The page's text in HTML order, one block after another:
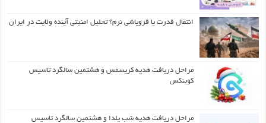
انتقال قدرت یا فروپاشی نرم؟ تحلیل امنیتی آینده ولایت در ایران
مراحل دریافت هدیه کریسمس و هشتمین سالگرد تاسیس
کوینکس
مراحل دریافت هدیه شب یلدا و هشتمین سالگرد تاسیس